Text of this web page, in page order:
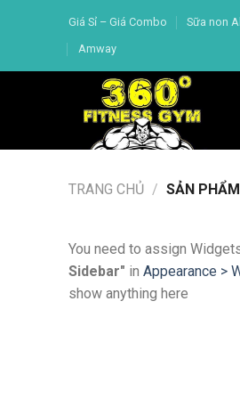
Giá Sỉ – Giá Combo Sữa non
Amway
TRANG CHỦ / SẢN
You need to assign
Sidebar" in Appearance >
show anything here